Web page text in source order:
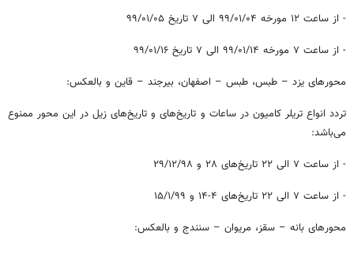
- از ساعت ۱۲ مورخه ۰۴/‏۰۱/‏۹۹‬ الی ۷ تاریخ ۰۵/‏۰۱/‏۹۹‬
- از ساعت ۷ مورخه ۱۴/‏۰۱/‏۹۹‬ الی ۷ تاریخ ۱۶/‏۰۱/‏۹۹‬
محورهای یزد – طبس، طبس – اصفهان، بیرجند – قاین و بالعکس:
تردد انواع تریلر کامیون در ساعات و تاریخ‌های و تاریخ‌های زیل در این محور ممنوع
می‌باشد:
- از ساعت ۷ الی ۲۲ تاریخ‌های ۲۸ و ۲۹/۱۲/۹۸
- از ساعت ۷ الی ۲۲ تاریخ‌های ۴-۱۴ و ۱۵/۱/۹۹
محورهای بانه – سقز، مریوان – سنندج و بالعکس: